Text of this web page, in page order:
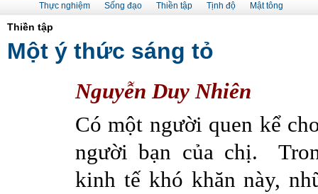
Thực nghiệm Sống đạo Thiền tập Tịnh độ Mật tông
Thiền tập
Một ý thức sáng tỏ
Nguyễn Duy Nhiên
Có một người quen kể
người bạn của chị.
kinh tế khó khăn này,